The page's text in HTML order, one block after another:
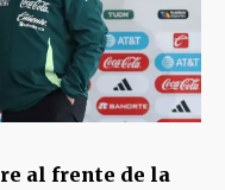
al frente de la